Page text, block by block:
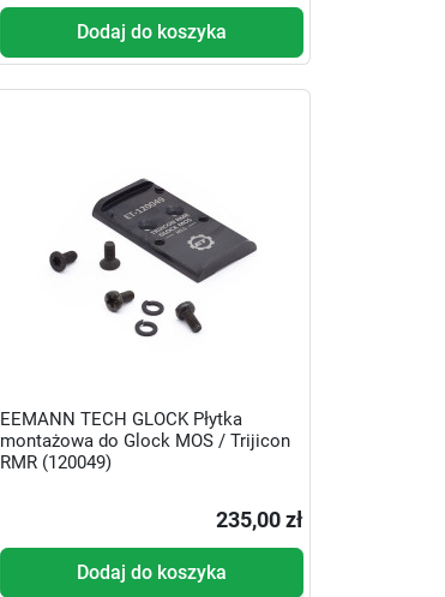
Dodaj do koszyka
EEMANN TECH GLOCK Płytka
montażowa do Glock MOS / Trijicon
RMR (120049)
235,00 zł
Dodaj do koszyka